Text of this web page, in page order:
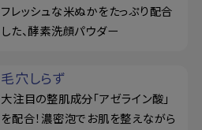
フレッシュな米ぬかをたっぷり配合
した、酵素洗顔パウダー
毛穴しらず
大注目の整肌成分「アゼライン酸」
を配合！濃密泡でお肌を整えながら